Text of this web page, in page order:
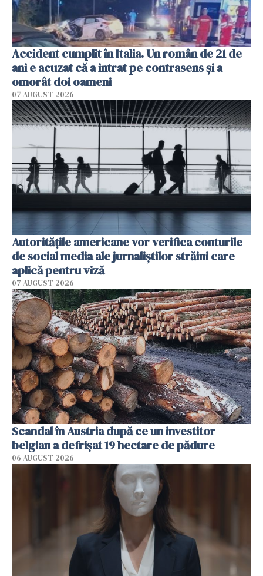
Accident cumplit în Italia. Un român de 21 de
ani e acuzat că a intrat pe contrasens și a
omorât doi oameni
07 AUGUST 2026
Autorităţile americane vor verifica conturile
de social media ale jurnaliştilor străini care
aplică pentru viză
07 AUGUST 2026
Scandal în Austria după ce un investitor
belgian a defrișat 19 hectare de pădure
06 AUGUST 2026